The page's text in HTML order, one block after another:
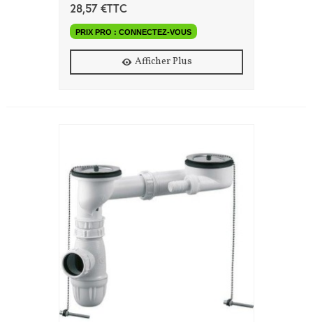
28,57 €TTC
PRIX PRO : CONNECTEZ-VOUS
Afficher Plus